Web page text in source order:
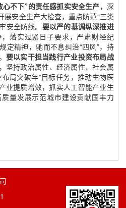
心不下”的责任感抓实安全生产，深
展安全生产大检查，重点防范“三类
安全防线。 要以严的基调纵深推进
，落实过紧日子要求，严肃财经纪
定精神，驰而不息纠治“四风”，持
要以实干担当践行产业投资布局战
坚持政治属性、经济属性、社会属
局突破年”目标任务，推动生物医
业提质增效，抓实人工智能产业生
量发展示范城市建设贡献国丰力